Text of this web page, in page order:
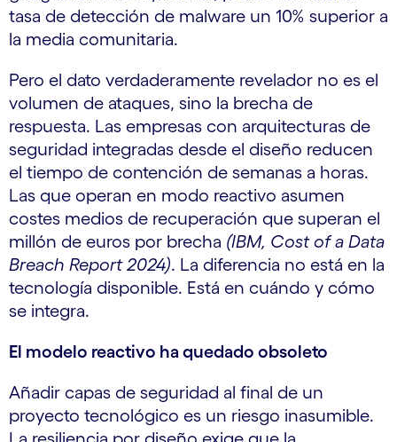
tasa de detección de malware un 10% superior a
la media comunitaria.
Pero el dato verdaderamente revelador no es el
volumen de ataques, sino la brecha de
respuesta. Las empresas con arquitecturas de
seguridad integradas desde el diseño reducen
el tiempo de contención de semanas a horas.
Las que operan en modo reactivo asumen
costes medios de recuperación que superan el
millón de euros por brecha (IBM, Cost of a Data
Breach Report 2024). La diferencia no está en la
tecnología disponible. Está en cuándo y cómo
se integra.
El modelo reactivo ha quedado obsoleto
Añadir capas de seguridad al final de un
proyecto tecnológico es un riesgo inasumible.